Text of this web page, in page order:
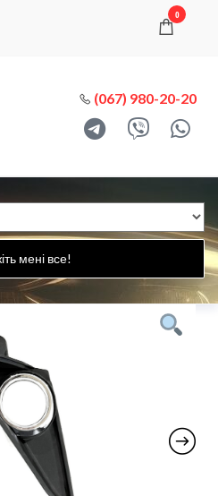
0
(067) 980-20-20
мені все!